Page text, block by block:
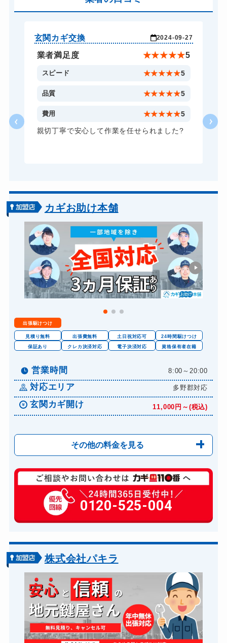
バイクカギ作成 別途お見積り
スーツケースカギ開け 別途お見積り
スーツケースカギ作成 別途お見積り
金庫カギ開け 別途お見積り
別途お見積り
ドアノブカギ交換
玄関カギ交換 2024-09-27
業者満足度 ★★★★★5
スピード ★★★★★5
品質 ★★★★★5
費用 ★★★★★5
親切丁寧で安心して作業を任せられました?
カギお助け本舗
出張駆けつけ
見積り無料 出張費無料 土日祝対応可
24時間駆けつけ
保証あり
クレカ決済対応 電子決済対応 資格保有者在籍
営業時間 8:00～20:00
対応エリア 多野郡対応
玄関カギ開け 11,000円～(税込)
その他の料金を見る
玄関カギ修理 6,600円～(税込)
玄関カギ作成 14,300円～(税込)
玄関カギ交換 14,300円～(税込)
バイクカギ開け
バイクカギ作成 16,500円～(税込)
スーツケースカギ開け 8,800円～(税込)
金庫カギ開け 14,300円～(税込)
金庫カギ交換 11,000円～(税込)
0120-525-004
株式会社パキラ